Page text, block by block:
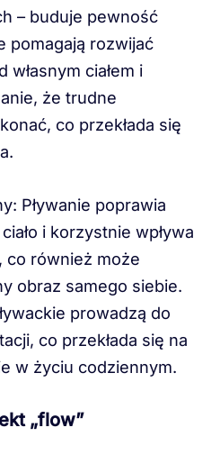
– buduje pewność
pomagają rozwijać
ciałem i
że trudne
co przekłada się
Pływanie poprawia
i korzystnie wpływa
co również może
obraz samego siebie.
prowadzą do
co przekłada się na
w życiu codziennym.
„flow”